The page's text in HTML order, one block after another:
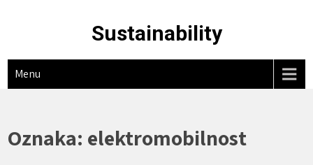
Sustainability
Menu
Oznaka: elektromobilnost